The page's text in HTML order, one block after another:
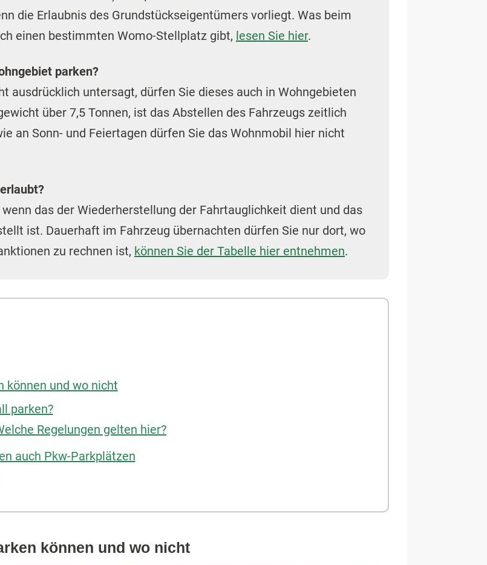
die Erlaubnis des Grundstückseigentümers vorliegt. Was beim
einen bestimmten Womo-Stellplatz gibt, lesen Sie hier.
parken?
ausdrücklich untersagt, dürfen Sie dieses auch in Wohngebieten
über 7,5 Tonnen, ist das Abstellen des Fahrzeugs zeitlich
an Sonn- und Feiertagen dürfen Sie das Wohnmobil hier nicht
das der Wiederherstellung der Fahrtauglichkeit dient und das
ist. Dauerhaft im Fahrzeug übernachten dürfen Sie nur dort, wo
zu rechnen ist, können Sie der Tabelle hier entnehmen.
können und wo nicht
parken?
Regelungen gelten hier?
auch Pkw-Parkplätzen
können und wo nicht